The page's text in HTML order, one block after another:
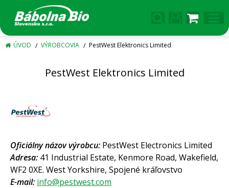
ÚVOD VÝROBCOVIA PestWest Elektronics Limited
PestWest Elektronics Limited
Oficiálny názov výrobcu: PestWest Electronics Limited
Adresa: 41 Industrial Estate, Kenmore Road, Wakefield,
WF2 0XE. West Yorkshire, Spojené kráľovstvo
E-mail: info@pestwest.com